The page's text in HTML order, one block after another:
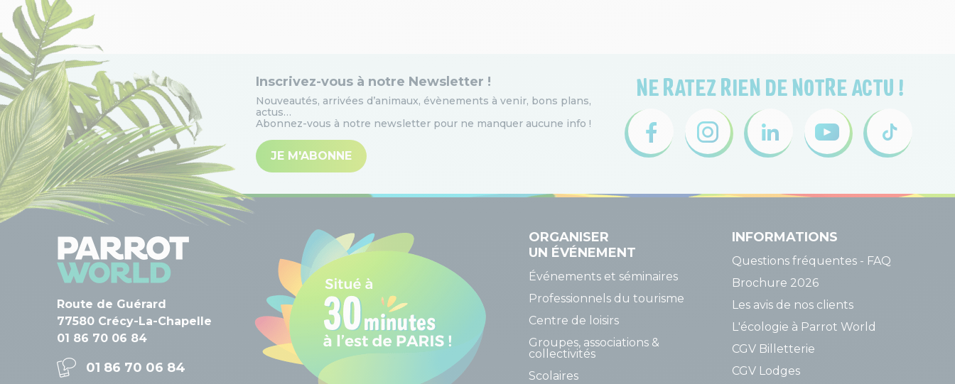
Inscrivez-vous à notre Newsletter !
Nouveautés, arrivées d’animaux, évènements à venir, bons plans,
actus…
Abonnez-vous à notre newsletter pour ne manquer aucune info !
JE M'ABONNE
NE RATEZ RIEN DE NOTRE ACTU !
Route de Guérard
77580 Crécy-La-Chapelle
01 86 70 06 84
01 86 70 06 84
ORGANISER
UN ÉVÉNEMENT
Événements et séminaires
Professionnels du tourisme
Centre de loisirs
Groupes, associations &
collectivités
Scolaires
INFORMATIONS
Questions fréquentes - FAQ
Brochure 2026
Les avis de nos clients
L'écologie à Parrot World
CGV Billetterie
CGV Lodges